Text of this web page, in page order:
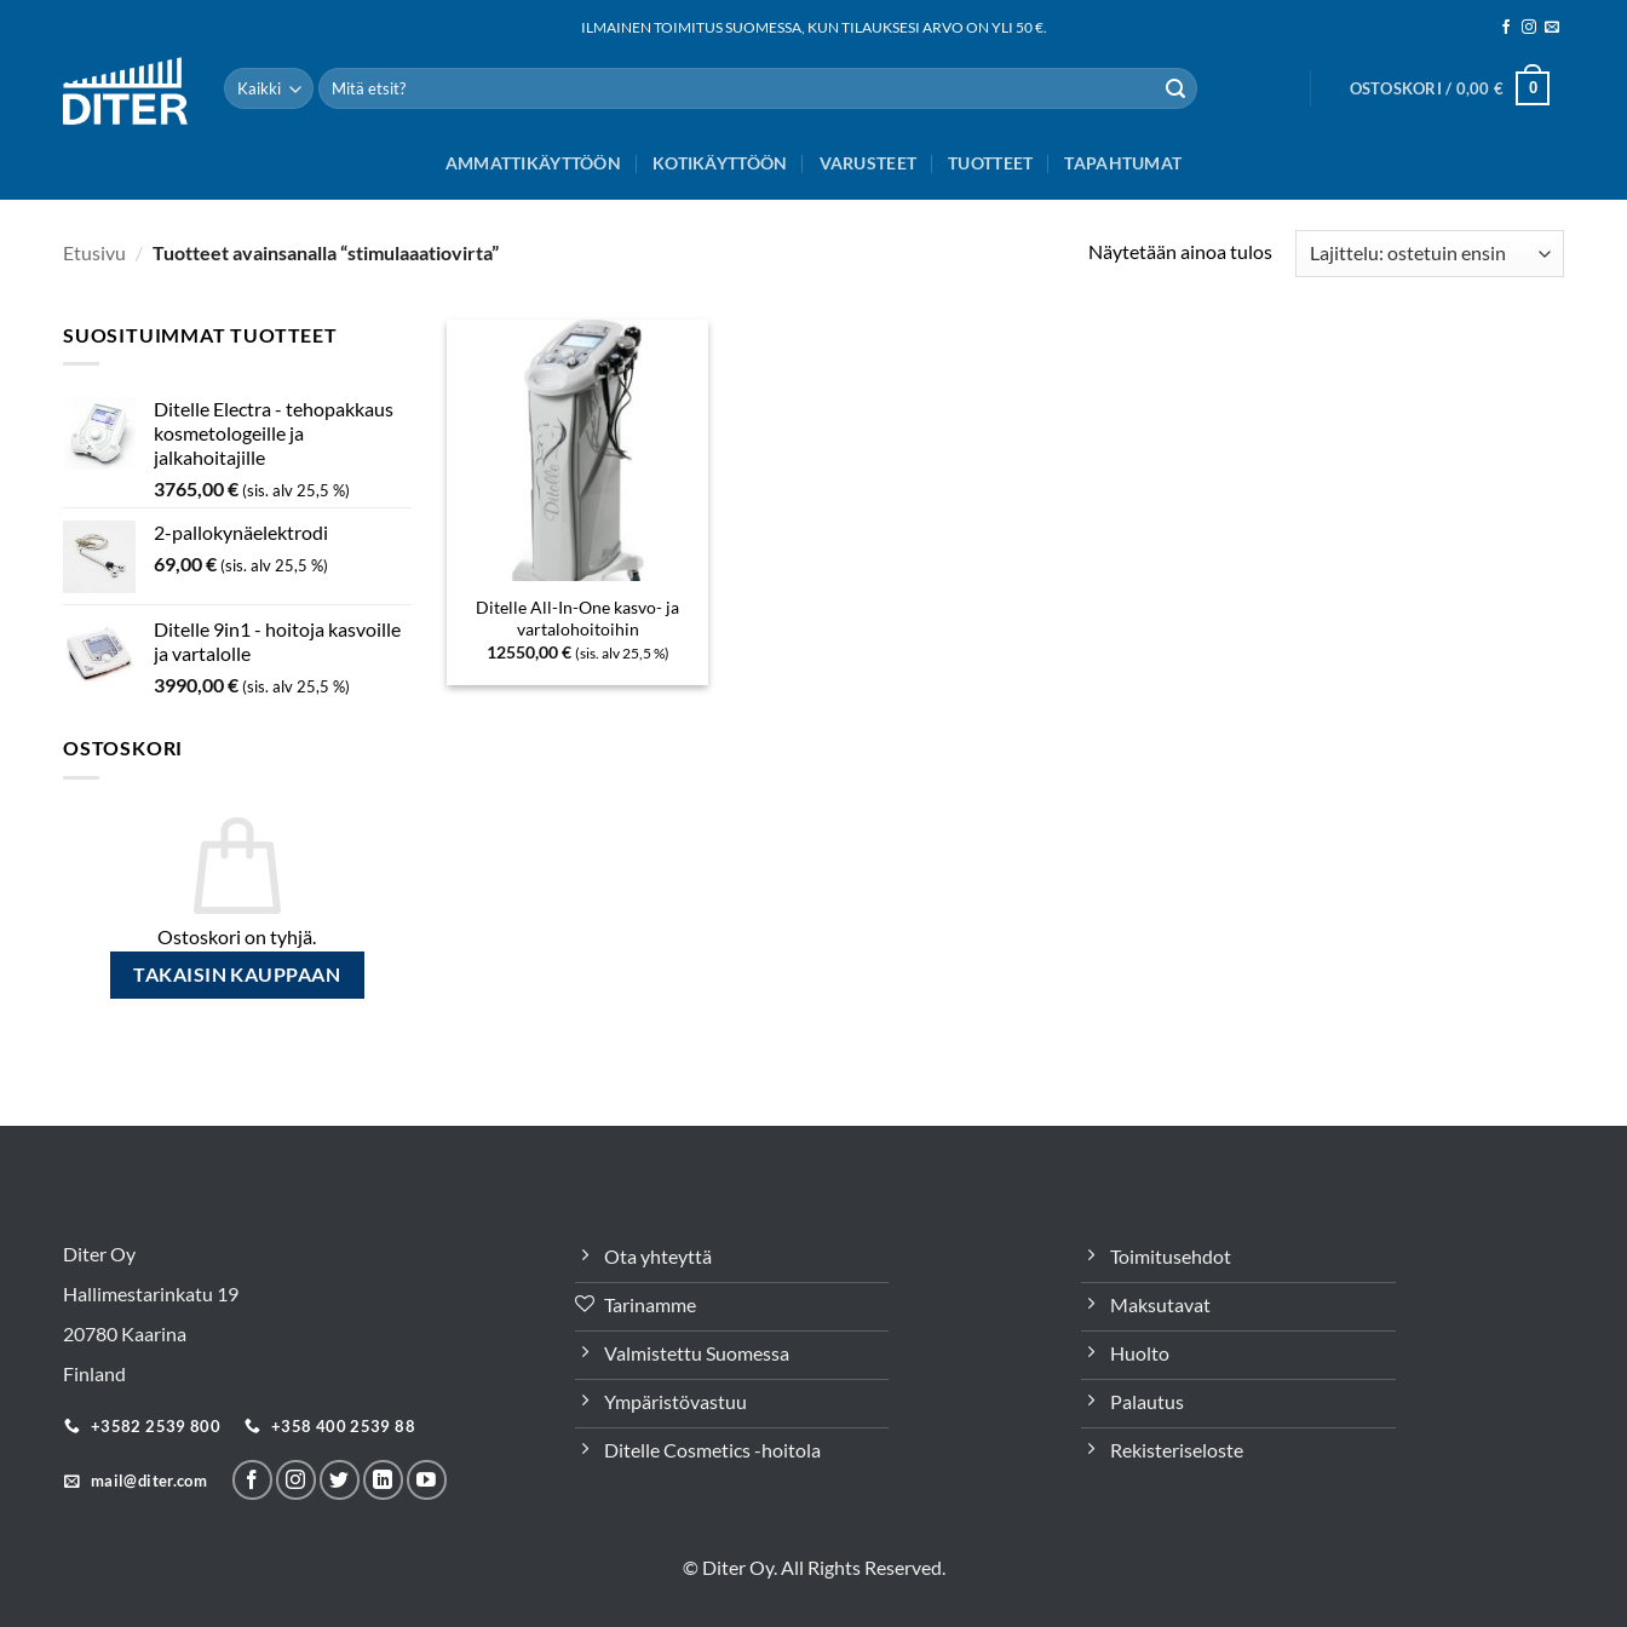
ILMAINEN TOIMITUS SUOMESSA, KUN TILAUKSESI ARVO ON YLI 50 €.
Etsi:
OSTOSKORI / 0,00 € 0
AMMATTIKÄYTTÖÖN KOTIKÄYTTÖÖN VARUSTEET TUOTTEET TAPAHTUMAT
Etusivu / Tuotteet avainsanalla “stimulaaatiovirta” Näytetään ainoa tulos
SUOSITUIMMAT TUOTTEET
Ditelle Electra - tehopakkaus
kosmetologeille ja
jalkahoitajille
3765,00€(sis. alv 25,5 %)
2-pallokynäelektrodi
69,00€(sis. alv 25,5 %)
Ditelle 9in1 - hoitoja kasvoille
ja vartalolle
3990,00€(sis. alv 25,5 %)
OSTOSKORI
Ostoskori on tyhjä.
TAKAISIN KAUPPAAN
Ditelle All-In-One kasvo- ja
vartalohoitoihin
12550,00€ (sis. alv 25,5 %)
Diter Oy
Hallimestarinkatu 19
20780 Kaarina
Finland
+3582 2539 800 +358 400 2539 88
mail@diter.com
Ota yhteyttä
Tarinamme
Valmistettu Suomessa
Ympäristövastuu
Ditelle Cosmetics -hoitola
Toimitusehdot
Maksutavat
Huolto
Palautus
Rekisteriseloste
© Diter Oy. All Rights Reserved.